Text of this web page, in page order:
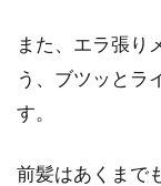
また、エラ張り
う、ブツッとラ
す。
前髪はあくまで